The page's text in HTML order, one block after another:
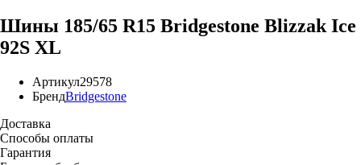
Шины 185/65 R15 Bridgestone Blizzak Ice
92S XL
Артикул29578
БрендBridgestone
Доставка
Способы оплаты
Гарантия